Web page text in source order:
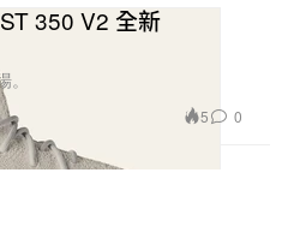
350 V2 全新
5 0